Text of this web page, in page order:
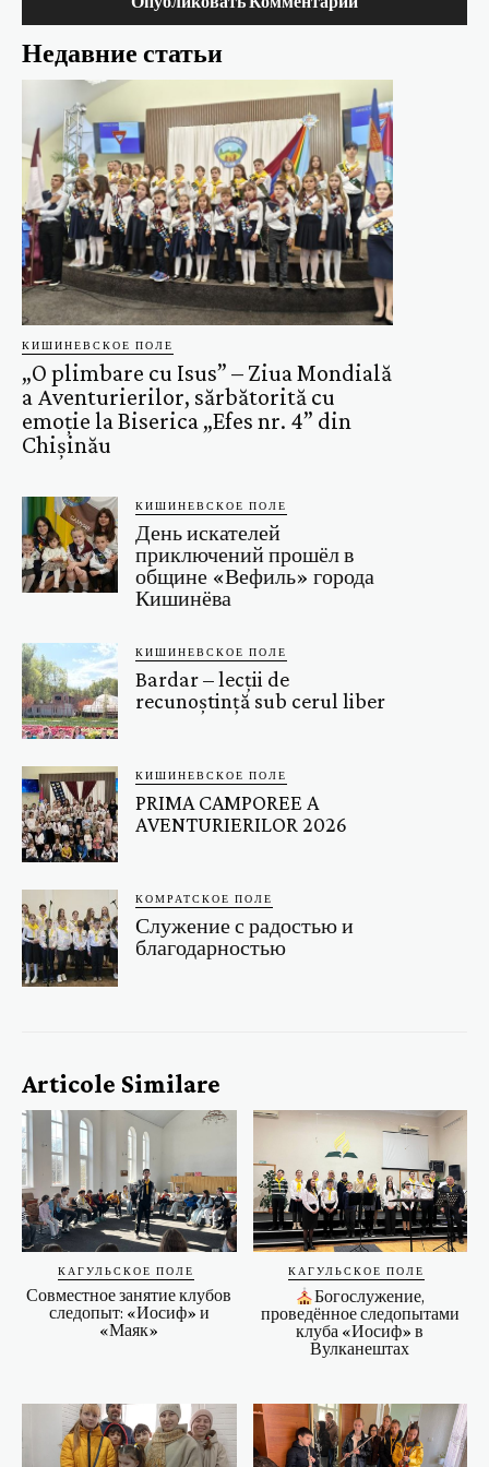
Недавние статьи
КИШИНЕВСКОЕ ПОЛЕ
„O plimbare cu Isus” – Ziua Mondială
a Aventurierilor, sărbătorită cu
emoție la Biserica „Efes nr. 4” din
Chișinău
КИШИНЕВСКОЕ ПОЛЕ
День искателей
приключений прошёл в
общине «Вефиль» города
Кишинёва
КИШИНЕВСКОЕ ПОЛЕ
Bardar – lecții de
recunoștință sub cerul liber
КИШИНЕВСКОЕ ПОЛЕ
PRIMA CAMPOREE A
AVENTURIERILOR 2026
КОМРАТСКОЕ ПОЛЕ
Служение с радостью и
благодарностью
Articole Similare
КАГУЛЬСКОЕ ПОЛЕ
Совместное занятие клубов
следопыт: «Иосиф» и
«Маяк»
КАГУЛЬСКОЕ ПОЛЕ
Богослужение,
проведённое следопытами
клуба «Иосиф» в
Вулканештах